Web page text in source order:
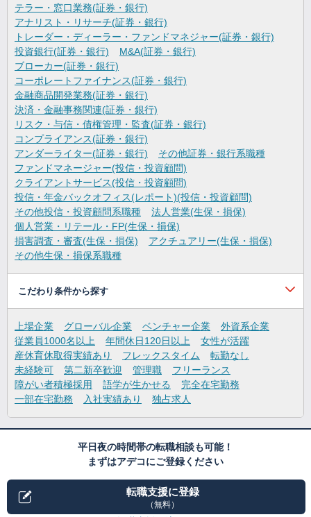
テラー・窓口業務(証券・銀行)
アナリスト・リサーチ(証券・銀行)
トレーダー・ディーラー・ファンドマネジャー(証券・銀行)
投資銀行(証券・銀行)
M&A(証券・銀行)
ブローカー(証券・銀行)
コーポレートファイナンス(証券・銀行)
金融商品開発業務(証券・銀行)
決済・金融事務関連(証券・銀行)
リスク・与信・債権管理・監査(証券・銀行)
コンプライアンス(証券・銀行)
アンダーライター(証券・銀行)
その他証券・銀行系職種
ファンドマネージャー(投信・投資顧問)
クライアントサービス(投信・投資顧問)
投信・年金バックオフィス(レポート)(投信・投資顧問)
その他投信・投資顧問系職種
法人営業(生保・損保)
個人営業・リテール・FP(生保・損保)
損害調査・審査(生保・損保)
アクチュアリー(生保・損保)
その他生保・損保系職種
こだわり条件から探す
上場企業 グローバル企業 ベンチャー企業
外資系企業
従業員1000名以上
年間休日120日以上
女性が活躍
産休育休取得実績あり
フレックスタイム
転勤なし
未経験可
第二新卒歓迎 管理職
フリーランス
障がい者積極採用
語学が生かせる
完全在宅勤務
一部在宅勤務
入社実績あり 独占求人
平日夜の時間帯の転職相談も可能！
まずはアデコにご登録ください
転職支援に登録
（無料）